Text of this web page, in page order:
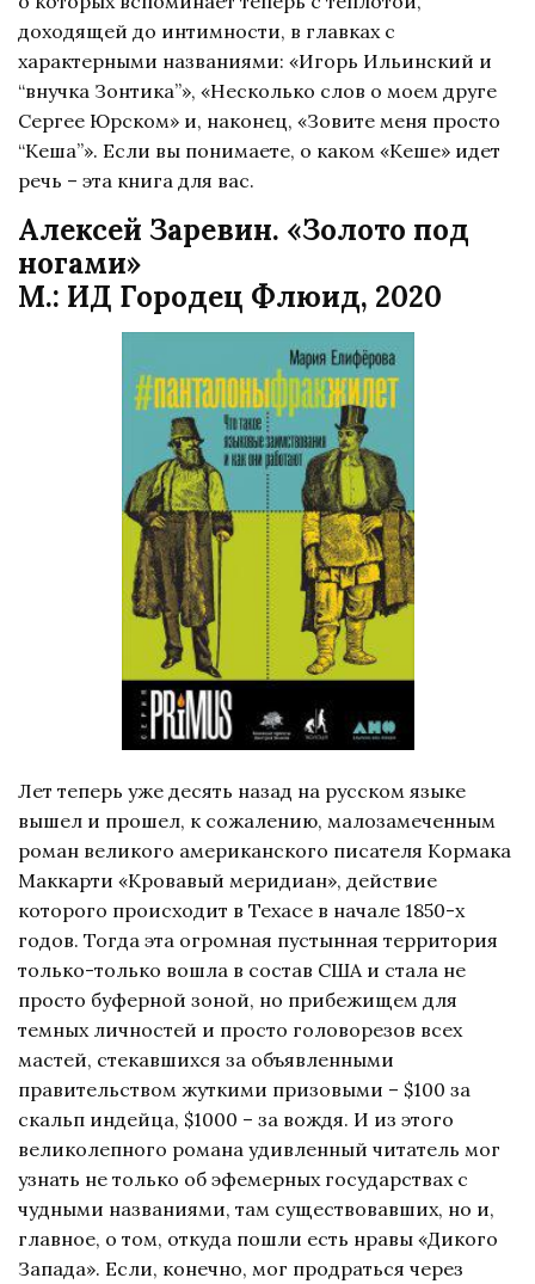
доходящей до интимности, в главках с
характерными названиями: «Игорь Ильинский и
“внучка Зонтика”», «Несколько слов о моем друге
Сергее Юрском» и, наконец, «Зовите меня просто
“Кеша”». Если вы понимаете, о каком «Кеше» идет
речь – эта книга для вас.
Алексей Заревин. «Золото под
ногами»
М.: ИД Городец Флюид, 2020
Лет теперь уже десять назад на русском языке
вышел и прошел, к сожалению, малозамеченным
роман великого американского писателя Кормака
Маккарти «Кровавый меридиан», действие
которого происходит в Техасе в начале 1850-х
годов. Тогда эта огромная пустынная территория
только-только вошла в состав США и стала не
просто буферной зоной, но прибежищем для
темных личностей и просто головорезов всех
мастей, стекавшихся за объявленными
правительством жуткими призовыми – $100 за
скальп индейца, $1000 – за вождя. И из этого
великолепного романа удивленный читатель мог
узнать не только об эфемерных государствах с
чудными названиями, там существовавших, но и,
главное, о том, откуда пошли есть нравы «Дикого
Запада». Если, конечно, мог продраться через